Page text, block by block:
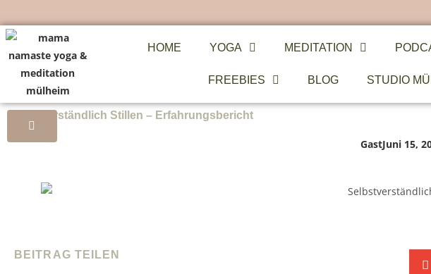
HOME YOGA MEDITATION
FREEBIES BLOG STUDIO
Selbstverständlich Stillen – Erfahrungsbericht
GastJuni 15,
BEITRAG TEILEN